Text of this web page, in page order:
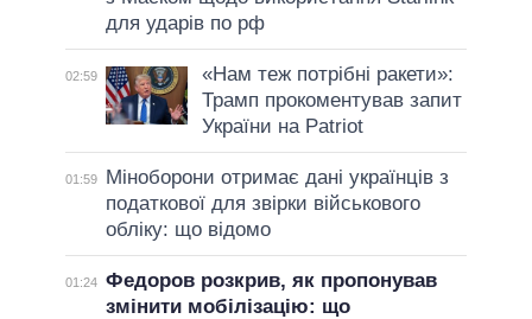
для ударів по рф
02:59
«Нам теж потрібні ракети»:
Трамп прокоментував запит
України на Patriot
01:59
Міноборони отримає дані українців з
податкової для звірки військового
обліку: що відомо
01:24 Федоров розкрив, як пропонував
змінити мобілізацію: що